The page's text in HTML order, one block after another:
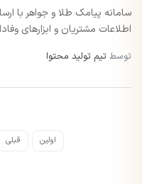
سامانه پیامک طلا و جواهر با
اطلاعات مشتریان و ابزارهای
توسط تیم تولید محتوا
اولین قبلی